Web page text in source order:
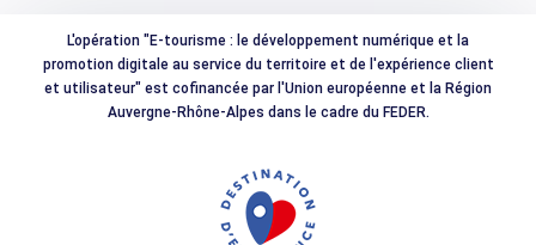
L'opération "E-tourisme : le développement numérique et la
promotion digitale au service du territoire et de l'expérience client
et utilisateur" est cofinancée par l'Union européenne et la Région
Auvergne-Rhône-Alpes dans le cadre du FEDER.